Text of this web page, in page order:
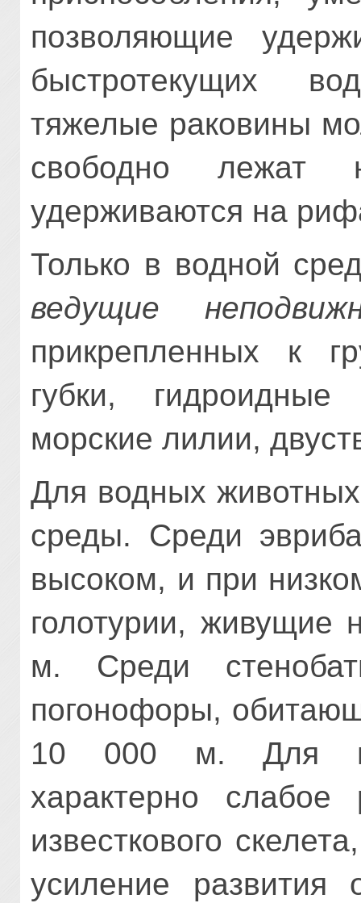
позволяющие
быстротекущих
тяжелые раковины
свободно
удерживаются на
Только в водной
ведущие
прикрепленных к
губки,
морские лилии,
Для водных
среды. Среди
высоком, и при
голотурии, живущие
м. Среди
погонофоры,
10 000 м. Для
характерно слабое
известкового
усиление развития